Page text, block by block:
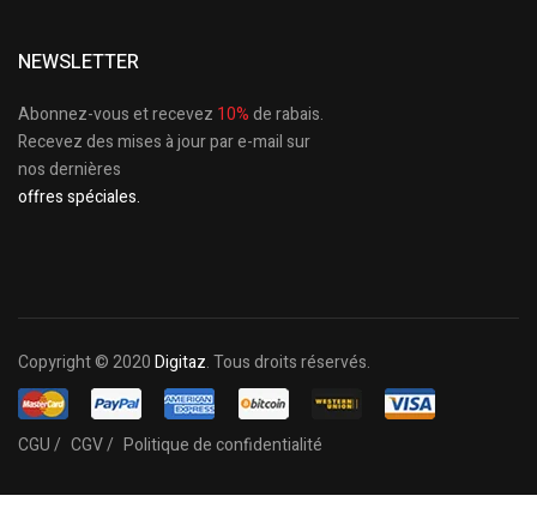
NEWSLETTER
Abonnez-vous et recevez 10%de rabais.
Recevez des mises à jour par e-mail sur
nos dernières
offres spéciales.
Copyright © 2020Digitaz. Tous droits réservés.
CGU / CGV / Politique de confidentialité